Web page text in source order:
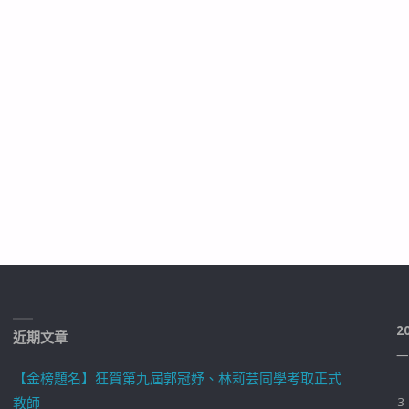
近期文章
【金榜題名】狂賀第九屆郭冠妤、林莉芸同學考取正式
教師
一
3